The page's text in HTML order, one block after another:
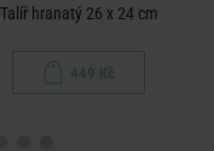
Talíř hranatý 26 x 24 cm
449 Kč